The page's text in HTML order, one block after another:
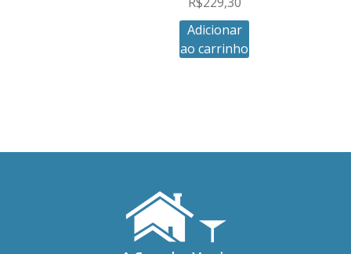
Adicionar
ao carrinho